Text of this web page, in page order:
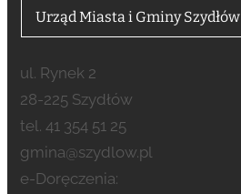
Urząd Miasta i Gminy Szydłów
ul. Rynek 2
28-225 Szydłów
tel. 41 354 51 25
gmina@szydlow.pl
e-Doręczenia: